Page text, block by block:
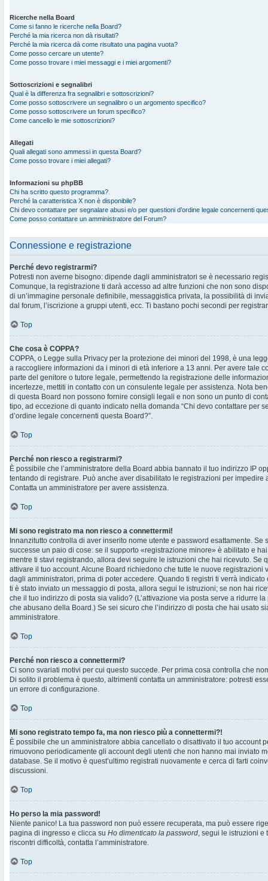
Ricerche nella Board
Come si fanno le ricerche nella Board?
Perché la mia ricerca non dà risultati?
Perché la mia ricerca dà come risultato una pagina vuota?
Come posso cercare un utente?
Come posso trovare i miei messaggi e i miei argomenti?
Sottoscrizioni e segnalibri
Qual è la differenza fra segnalibri e sottoscrizioni?
Come posso sottoscrivere un segnalibro o un argomento specifico?
Come posso sottoscrivere un forum specifico?
Come cancello le mie sottoscrizioni?
Allegati
Quali allegati sono ammessi in questa Board?
Come posso trovare i miei allegati?
Informazioni su phpBB
Chi ha scritto questo programma?
Perché la caratteristica X non è disponibile?
Chi devo contattare per segnalare abusi e/o per questioni d’ordine legale concernenti
Come posso contattare un amministratore del Forum?
Connessione e registrazione
Perché devo registrarmi?
Potresti non averne bisogno: dipende dagli amministratori se è necessario
Comunque, la registrazione ti darà accesso ad altre funzioni che non sono
di un’immagine personale definibile, messaggistica privata, la possibilità di
dal forum, l’iscrizione a gruppi utenti, ecc. Ti bastano pochi secondi per
Top
Che cosa è COPPA?
COPPA, o Legge sulla Privacy per la protezione dei minori del 1998, è una
a raccogliere informazioni da i minori di età inferiore a 13 anni. Per avere tale
parte del genitore o tutore legale, permettendo la registrazione delle
incertezze, mettiti in contatto con un consulente legale per assistenza. Nota
di questa Board non possono fornire consigli legali e non sono un punto di
tipo, ad eccezione di quanto indicato nella domanda “Chi devo contattare per
d’ordine legale concernenti questa Board?”.
Top
Perché non riesco a registrarmi?
È possibile che l’amministratore della Board abbia bannato il tuo indirizzo IP
tentando di registrare. Può anche aver disabilitato le registrazioni per impedire
Contatta un amministratore per avere assistenza.
Top
Mi sono registrato ma non riesco a connettermi!
Innanzitutto controlla di aver inserito nome utente e password esattamente. Se
successe un paio di cose: se il supporto «registrazione minore» è abilitato e
mentre ti stavi registrando, allora devi seguire le istruzioni che hai ricevuto. Se
attivare il tuo account. Alcune Board richiedono che tutte le nuove registrazioni
dagli amministratori, prima di poter accedere. Quando ti registri ti verrà
ti è stato inviato un messaggio di posta, allora segui le istruzioni; se non hai
che il tuo indirizzo di posta sia valido? (L’attivazione via posta serve a ridurre
che abusano della Board.) Se sei sicuro che l’indirizzo di posta che hai usato
amministratore.
Top
Perché non riesco a connettermi?
Ci sono svariati motivi per cui questo succede. Per prima cosa controlla che
Di solito il problema è questo, altrimenti contatta un amministratore: potresti
un errore di configurazione.
Top
Mi sono registrato tempo fa, ma non riesco più a connettermi?!
È possibile che un amministratore abbia cancellato o disattivato il tuo account
rimuovono periodicamente gli account degli utenti che non hanno mai inviato
database. Se il motivo è quest’ultimo registrati nuovamente e cerca di farti
discussioni.
Top
Ho perso la mia password!
Niente panico! La tua password non può essere recuperata, ma può essere
pagina di ingresso e clicca su Ho dimenticato la password, segui le istruzioni e
riscontri difficoltà, contatta l’amministratore.
Top